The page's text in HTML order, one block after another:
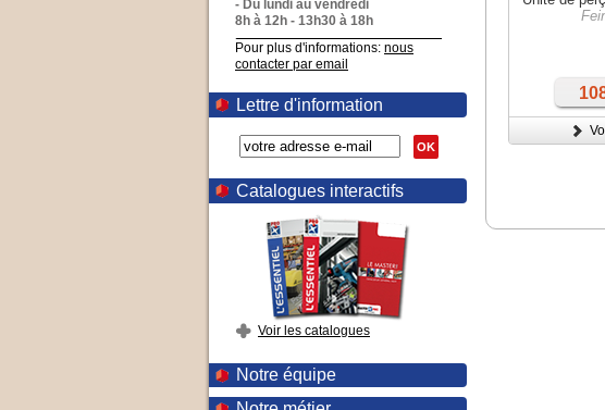
- Du lundi au vendredi
8h à 12h - 13h30 à 18h
Pour plus d'informations: nous
contacter par email
Lettre d'information
OK
Catalogues interactifs
Voir les catalogues
Notre équipe